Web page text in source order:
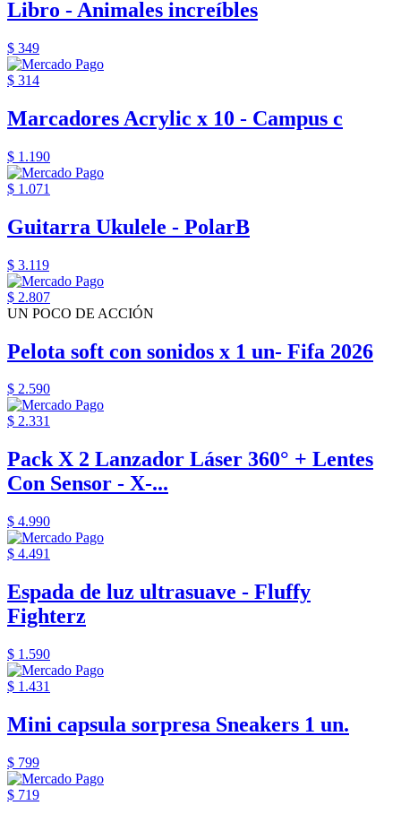
Libro - Animales increíbles
$ 349
$ 314
Marcadores Acrylic x 10 - Campus c
$ 1.190
$ 1.071
Guitarra Ukulele - PolarB
$ 3.119
$ 2.807
UN POCO DE ACCIÓN
Pelota soft con sonidos x 1 un- Fifa 2026
$ 2.590
$ 2.331
Pack X 2 Lanzador Láser 360° + Lentes
Con Sensor - X-...
$ 4.990
$ 4.491
Espada de luz ultrasuave - Fluffy
Fighterz
$ 1.590
$ 1.431
Mini capsula sorpresa Sneakers 1 un.
$ 799
$ 719